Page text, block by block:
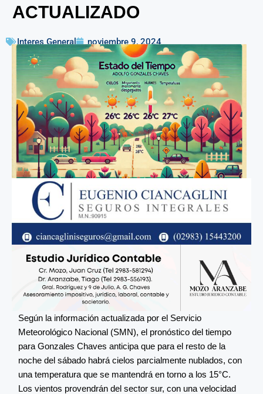
ACTUALIZADO
Interes General noviembre 9, 2024
Según la información actualizada por el Servicio
Meteorológico Nacional (SMN), el pronóstico del tiempo
para Gonzales Chaves anticipa que para el resto de la
noche del sábado habrá cielos parcialmente nublados, con
una temperatura que se mantendrá en torno a los 15°C.
Los vientos provendrán del sector sur, con una velocidad